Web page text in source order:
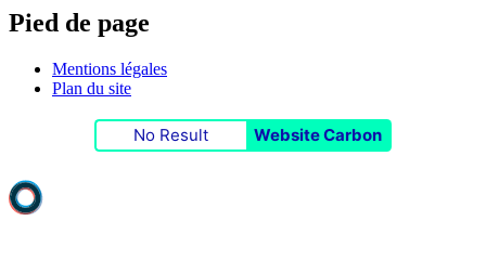
Pied de page
Mentions légales
Plan du site
No Result Website Carbon